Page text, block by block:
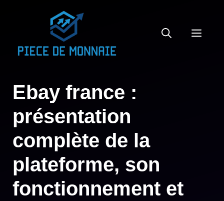
Ebay france :
présentation
complète de la
plateforme, son
fonctionnement et